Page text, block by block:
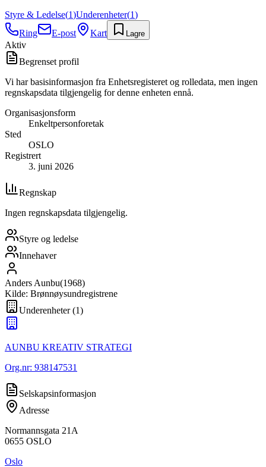
Styre & Ledelse(1)Underenheter(1)
Ring
E-post Kart Lagre
Aktiv
Begrenset profil
Vi har basisinformasjon fra Enhetsregisteret og rolledata, men ingen
regnskapsdata tilgjengelig for denne enheten ennå.
Organisasjonsform
Enkeltpersonforetak
Sted
OSLO
Registrert
3. juni 2026
Regnskap
Ingen regnskapsdata tilgjengelig.
Styre og ledelse
Innehaver
Anders Aunbu(1968)
Kilde: Brønnøysundregistrene
Underenheter(1)
AUNBU KREATIV STRATEGI
Org.nr: 938147531
Selskapsinformasjon
Adresse
Normannsgata 21A
0655 OSLO
Oslo